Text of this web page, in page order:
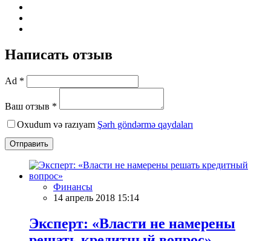
Написать отзыв
Ad *
Ваш отзыв *
Oxudum və razıyam Şərh göndərmə qaydaları
Отправить
Финансы
14 апрель 2018 15:14
Эксперт: «Власти не намерены